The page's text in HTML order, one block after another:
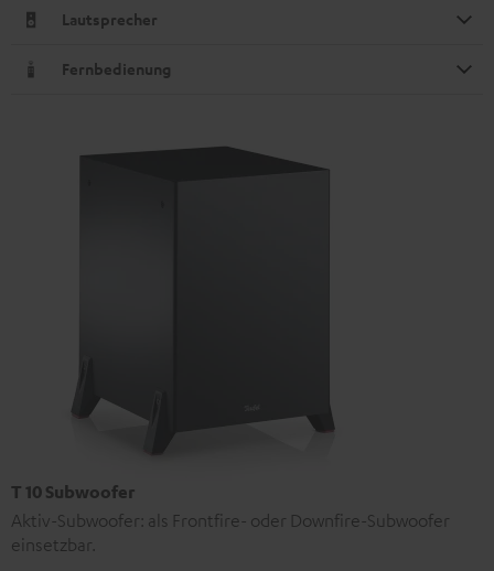
Lautsprecher
Fernbedienung
T 10 Subwoofer
Aktiv-Subwoofer: als Frontfire- oder Downfire-Subwoofer
einsetzbar.